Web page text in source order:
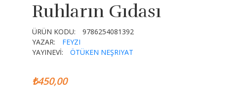
Ruhların Gıdası
ÜRÜN KODU:
9786254081392
YAZAR:
FEYZI
YAYINEVİ:
ÖTÜKEN NEŞRIYAT
₺450,00